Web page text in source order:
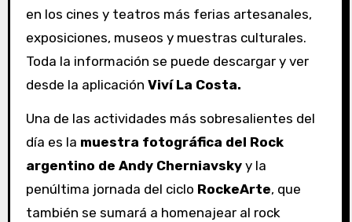
en los cines y teatros más ferias artesanales,
exposiciones, museos y muestras culturales.
Toda la información se puede descargar y ver
desde la aplicación Viví La Costa.
Una de las actividades más sobresalientes del
día es la muestra fotográfica del Rock
argentino de Andy Cherniavskyy la
penúltima jornada del ciclo RockeArte, que
también se sumará a homenajear al rock